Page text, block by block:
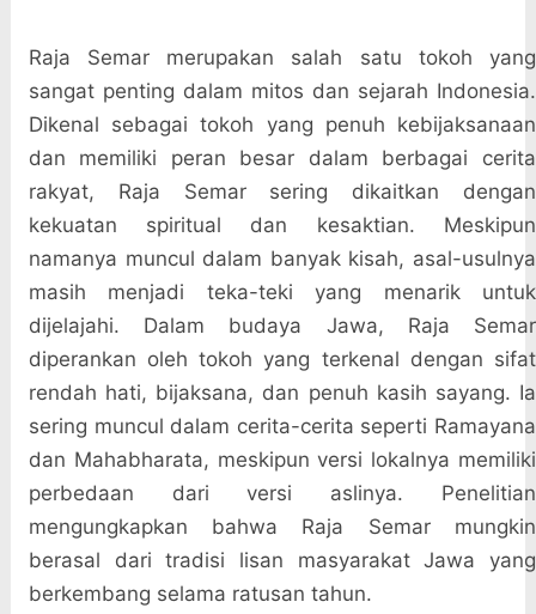
Raja Semar merupakan salah satu tokoh yang
sangat penting dalam mitos dan sejarah Indonesia.
Dikenal sebagai tokoh yang penuh kebijaksanaan
dan memiliki peran besar dalam berbagai cerita
rakyat, Raja Semar sering dikaitkan dengan
kekuatan spiritual dan kesaktian. Meskipun
namanya muncul dalam banyak kisah, asal-usulnya
masih menjadi teka-teki yang menarik untuk
dijelajahi. Dalam budaya Jawa, Raja Semar
diperankan oleh tokoh yang terkenal dengan sifat
rendah hati, bijaksana, dan penuh kasih sayang. Ia
sering muncul dalam cerita-cerita seperti Ramayana
dan Mahabharata, meskipun versi lokalnya memiliki
perbedaan dari versi aslinya. Penelitian
mengungkapkan bahwa Raja Semar mungkin
berasal dari tradisi lisan masyarakat Jawa yang
berkembang selama ratusan tahun.